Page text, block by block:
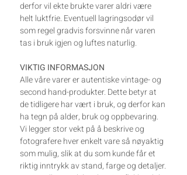
derfor vil ekte brukte varer aldri være
helt luktfrie. Eventuell lagringsodør vil
som regel gradvis forsvinne når varen
tas i bruk igjen og luftes naturlig.
VIKTIG INFORMASJON
Alle våre varer er autentiske vintage- og
second hand-produkter. Dette betyr at
de tidligere har vært i bruk, og derfor kan
ha tegn på alder, bruk og oppbevaring.
Vi legger stor vekt på å beskrive og
fotografere hver enkelt vare så nøyaktig
som mulig, slik at du som kunde får et
riktig inntrykk av stand, farge og detaljer.